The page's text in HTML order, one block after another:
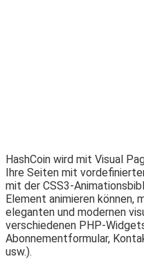
HashCoin wird mit Visual
Ihre Seiten mit
mit der CSS3-
Element animieren können,
eleganten und modernen
verschiedenen PHP-
Abonnementformular,
usw.).